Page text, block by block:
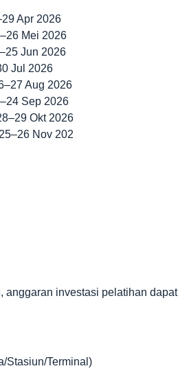
Apr 2026
Mei 2026
Jun 2026
Jul 2026
Aug 2026
Sep 2026
Okt 2026
Nov 202
anggaran investasi pelatihan dapat
Stasiun/Terminal)